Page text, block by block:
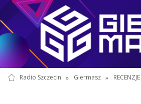
Radio Szczecin » Giermasz » RECENZJE